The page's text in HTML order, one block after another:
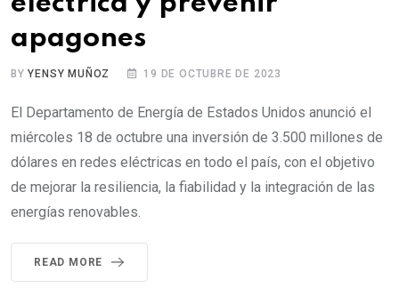
apagones
BYYENSY MUÑOZ 19 DE OCTUBRE DE 2023
El Departamento de Energía de Estados Unidos anunció el
miércoles 18 de octubre una inversión de 3.500 millones de
dólares en redes eléctricas en todo el país, con el objetivo
de mejorar la resiliencia, la fiabilidad y la integración de las
energías renovables.
READ MORE